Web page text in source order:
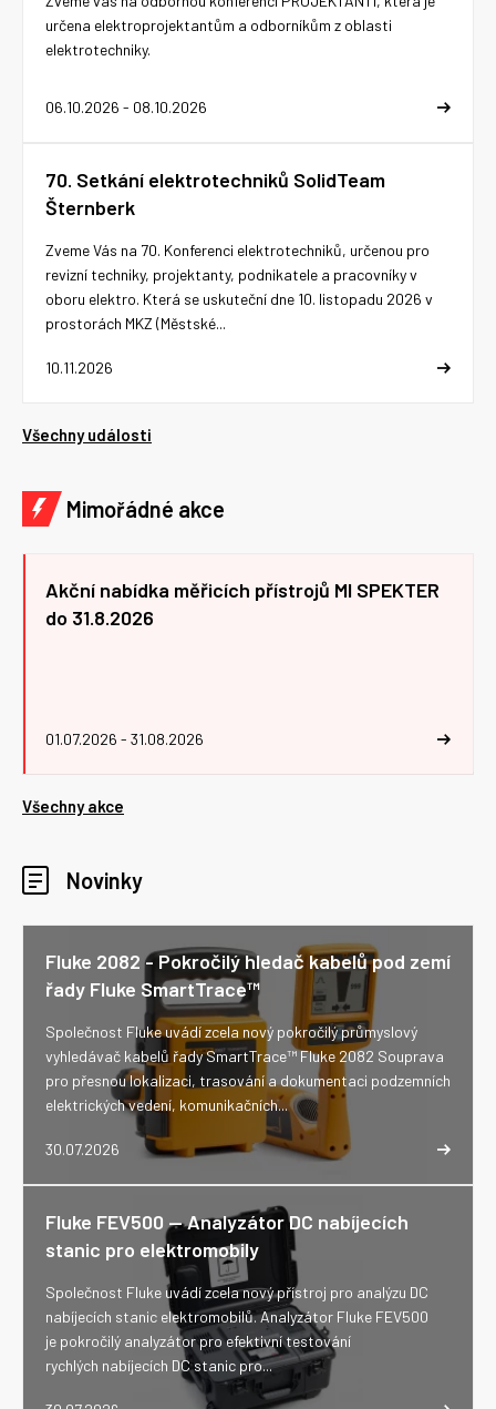
06.10.2026 - 08.10.2026
určena elektroprojektantům a odborníkům z oblasti
elektrotechniky.
70. Setkání elektrotechniků SolidTeam
Šternberk
10.11.2026
Zveme Vás na 70. Konferenci elektrotechniků, určenou pro
revizní techniky, projektanty, podnikatele a pracovníky v
oboru elektro. Která se uskuteční dne 10. listopadu 2026 v
prostorách MKZ (Městské...
Všechny události
Mimořádné akce
Akční nabídka měřicích přístrojů MI SPEKTER
do 31.8.2026
01.07.2026 - 31.08.2026
Všechny akce
Novinky
Fluke 2082 - Pokročilý hledač kabelů pod zemí
řady Fluke SmartTrace™
30.07.2026
Společnost Fluke uvádí zcela nový pokročilý průmyslový
vyhledávač kabelů řady SmartTrace™ Fluke 2082 Souprava
pro přesnou lokalizaci, trasování a dokumentaci podzemních
elektrických vedení, komunikačních...
Fluke FEV500 -- Analyzátor DC nabíjecích
stanic pro elektromobily
Společnost Fluke uvádí zcela nový přístroj pro analýzu DC
nabíjecích stanic elektromobilů. Analyzátor Fluke FEV500
je pokročilý analyzátor pro efektivní testování
rychlých nabíjecích DC stanic pro...